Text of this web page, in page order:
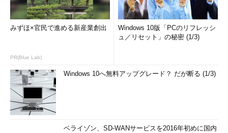
みずほ×官民で進める新産業創出
PR(Blue Lab)
Windows 10版「PCのリフレッシ
ュ／リセット」の秘密 (1/3)
Windows 10へ無料アップグレード？ だが断る (1/3)
ベライゾン、SD-WANサービスを2016年初めに国内